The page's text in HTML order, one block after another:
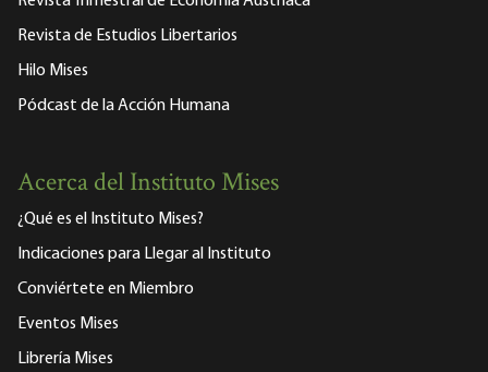
Revista de Estudios Libertarios
Hilo Mises
Pódcast de la Acción Humana
Acerca del Instituto Mises
¿Qué es el Instituto Mises?
Indicaciones para Llegar al Instituto
Conviértete en Miembro
Eventos Mises
Librería Mises